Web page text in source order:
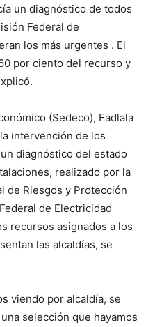
un diagnóstico de todos
Federal de
los más urgentes . El
por ciento del recurso y
(Sedeco), Fadlala
intervención de los
diagnóstico del estado
realizado por la
de Riesgos y Protección
de Electricidad
recursos asignados a los
las alcaldías, se
viendo por alcaldía, se
selección que hayamos